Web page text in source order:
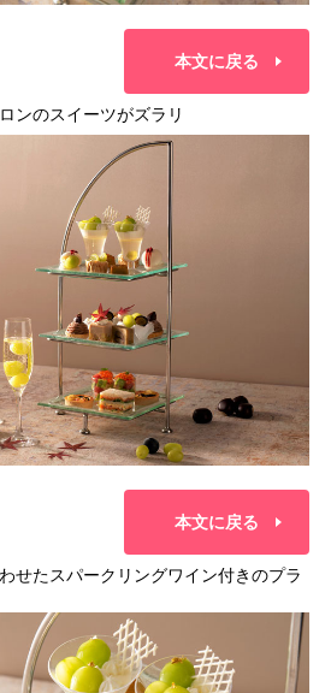
本文に戻る
ンのスイーツがズラリ
本文に戻る
せたスパークリングワイン付きのプラ